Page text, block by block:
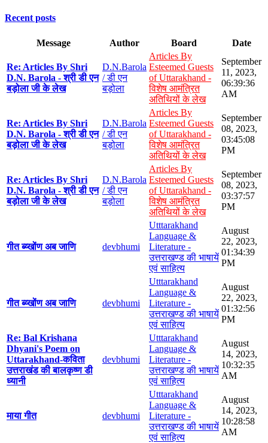
Recent posts
Message Author Board Date
Re: Articles By Shri
D.N. Barola - श्री डी एन
बड़ोला जी के लेख
D.N.Barola
/ डी एन
बड़ोला
Articles By
Esteemed Guests
of Uttarakhand -
विशेष आमंत्रित
अतिथियों के लेख
September
11, 2023,
06:39:36
AM
Re: Articles By Shri
D.N. Barola - श्री डी एन
बड़ोला जी के लेख
D.N.Barola
/ डी एन
बड़ोला
Articles By
Esteemed Guests
of Uttarakhand -
विशेष आमंत्रित
अतिथियों के लेख
September
08, 2023,
03:45:08
PM
Re: Articles By Shri
D.N. Barola - श्री डी एन
बड़ोला जी के लेख
D.N.Barola
/ डी एन
बड़ोला
Articles By
Esteemed Guests
of Uttarakhand -
विशेष आमंत्रित
अतिथियों के लेख
September
08, 2023,
03:37:57
PM
गीत ब्य्खोंण अब जाणि devbhumi
Utttarakhand
Language &
Literature -
उत्तराखण्ड की भाषायें
एवं साहित्य
August
22, 2023,
01:34:39
PM
गीत ब्य्खोंण अब जाणि devbhumi
Utttarakhand
Language &
Literature -
उत्तराखण्ड की भाषायें
एवं साहित्य
August
22, 2023,
01:32:56
PM
Re: Bal Krishana
Dhyani's Poem on
Uttarakhand-कविता
उत्तराखंड की बालकृष्ण डी
ध्यानी
devbhumi
Utttarakhand
Language &
Literature -
उत्तराखण्ड की भाषायें
एवं साहित्य
August
14, 2023,
10:32:35
AM
माया गीत devbhumi
Utttarakhand
Language &
Literature -
उत्तराखण्ड की भाषायें
एवं साहित्य
August
14, 2023,
10:28:58
AM